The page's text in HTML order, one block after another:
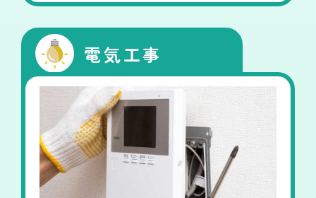
電気工事